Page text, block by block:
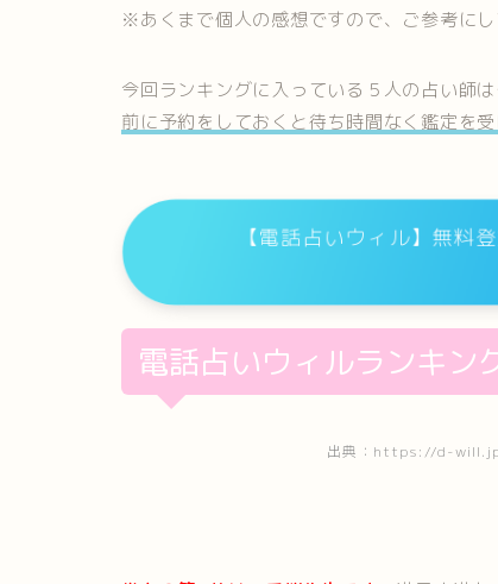
※あくまで個人の感想ですので、ご参考に
今回ランキングに入っている５人の占い師
前に予約をしておくと待ち時間なく鑑定を受
【電話占いウィル】無料
電話占いウィルランキン
出典：https://d-